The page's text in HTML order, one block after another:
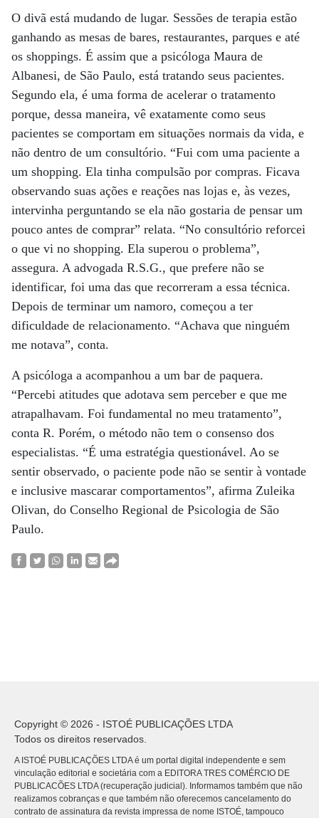
O divã está mudando de lugar. Sessões de terapia estão
ganhando as mesas de bares, restaurantes, parques e até
os shoppings. É assim que a psicóloga Maura de
Albanesi, de São Paulo, está tratando seus pacientes.
Segundo ela, é uma forma de acelerar o tratamento
porque, dessa maneira, vê exatamente como seus
pacientes se comportam em situações normais da vida, e
não dentro de um consultório. “Fui com uma paciente a
um shopping. Ela tinha compulsão por compras. Ficava
observando suas ações e reações nas lojas e, às vezes,
intervinha perguntando se ela não gostaria de pensar um
pouco antes de comprar” relata. “No consultório reforcei
o que vi no shopping. Ela superou o problema”,
assegura. A advogada R.S.G., que prefere não se
identificar, foi uma das que recorreram a essa técnica.
Depois de terminar um namoro, começou a ter
dificuldade de relacionamento. “Achava que ninguém
me notava”, conta.
A psicóloga a acompanhou a um bar de paquera.
“Percebi atitudes que adotava sem perceber e que me
atrapalhavam. Foi fundamental no meu tratamento”,
conta R. Porém, o método não tem o consenso dos
especialistas. “É uma estratégia questionável. Ao se
sentir observado, o paciente pode não se sentir à vontade
e inclusive mascarar comportamentos”, afirma Zuleika
Olivan, do Conselho Regional de Psicologia de São
Paulo.
Copyright © 2026 - ISTOÉ PUBLICAÇÕES LTDA
Todos os direitos reservados.
A ISTOÉ PUBLICAÇÕES LTDA é um portal digital independente e sem
vinculação editorial e societária com a EDITORA TRES COMÉRCIO DE
PUBLICACÕES LTDA (recuperação judicial). Informamos também que não
realizamos cobranças e que também não oferecemos cancelamento do
contrato de assinatura da revista impressa de nome ISTOÉ, tampouco